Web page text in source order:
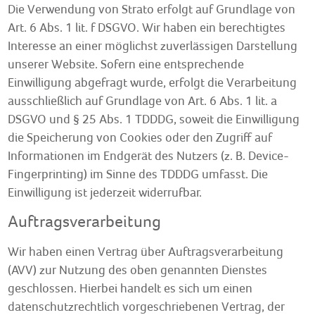
Die Verwendung von Strato erfolgt auf Grundlage von
Art. 6 Abs. 1 lit. f DSGVO. Wir haben ein berechtigtes
Interesse an einer möglichst zuverlässigen Darstellung
unserer Website. Sofern eine entsprechende
Einwilligung abgefragt wurde, erfolgt die Verarbeitung
ausschließlich auf Grundlage von Art. 6 Abs. 1 lit. a
DSGVO und § 25 Abs. 1 TDDDG, soweit die Einwilligung
die Speicherung von Cookies oder den Zugriff auf
Informationen im Endgerät des Nutzers (z. B. Device-
Fingerprinting) im Sinne des TDDDG umfasst. Die
Einwilligung ist jederzeit widerrufbar.
Auftragsverarbeitung
Wir haben einen Vertrag über Auftragsverarbeitung
(AVV) zur Nutzung des oben genannten Dienstes
geschlossen. Hierbei handelt es sich um einen
datenschutzrechtlich vorgeschriebenen Vertrag, der